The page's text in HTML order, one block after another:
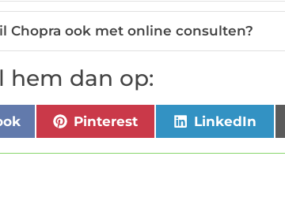
Chopra ook met online consulten?
hem dan op:
Pinterest LinkedIn